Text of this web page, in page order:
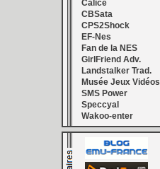
Calice
CBSata
CPS2Shock
EF-Nes
Fan de la NES
GirlFriend Adv.
Landstalker Trad.
Musée Jeux Vidéos
SMS Power
Speccyal
Wakoo-enter